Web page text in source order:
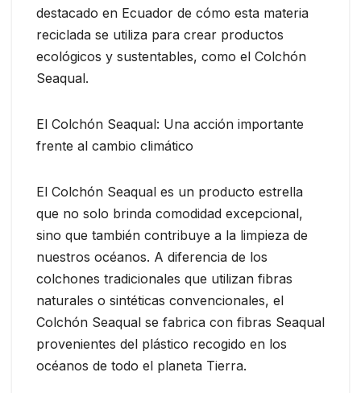
destacado en Ecuador de cómo esta materia
reciclada se utiliza para crear productos
ecológicos y sustentables, como el Colchón
Seaqual.
El Colchón Seaqual: Una acción importante
frente al cambio climático
El Colchón Seaqual es un producto estrella
que no solo brinda comodidad excepcional,
sino que también contribuye a la limpieza de
nuestros océanos. A diferencia de los
colchones tradicionales que utilizan fibras
naturales o sintéticas convencionales, el
Colchón Seaqual se fabrica con fibras Seaqual
provenientes del plástico recogido en los
océanos de todo el planeta Tierra.